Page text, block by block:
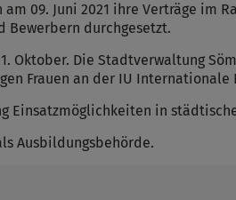
09. Juni 2021 ihre Verträge im
Bewerbern durchgesetzt.
Oktober. Die Stadtverwaltung
Frauen an der IU Internationale
in
Ausbildungsbehörde.